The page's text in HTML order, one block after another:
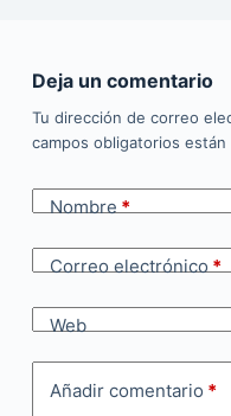
Deja un comentario
Tu dirección de correo
campos obligatorios están
Nombre*
Correo electrónico*
Web
Añadir comentario *